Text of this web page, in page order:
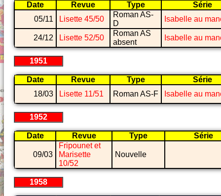
Date Revue Type
Série
05/11
Lisette 45/50
Roman AS-
D
Isabelle au
24/12 Lisette 52/50
Roman AS
absent
Isabelle au
1951
Date Revue Type
Série
18/03
Lisette 11/51 Roman AS-F Isabelle au
1952
Date Revue Type Série
09/03
Fripounet et
Marisette
10/52
Nouvelle
1958